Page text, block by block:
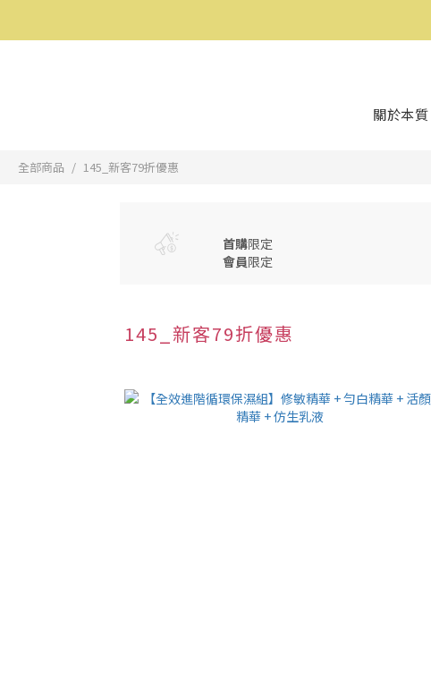
關於本質
全部商品 145_新客79折優惠
首購限定
會員限定
145_新客79折優惠